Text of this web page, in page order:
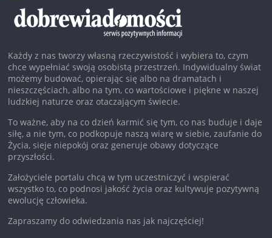
Każdy z nas tworzy własną rzeczywistość i wybiera to, czym
chce wypełniać swoją osobistą przestrzeń. Indywidualny świat
możemy budować, opierając się albo na dramatach i
nieszczęściach, albo na tym, co wartościowe i piękne w naszej
ludzkiej naturze oraz otaczającym świecie.
To ważne, aby na co dzień karmić się tym, co nas buduje i daje
siłę, a nie tym, co podkopuje naszą wiarę w siebie, zaufanie do
Życia, sieje niepokój oraz generuje obawy dotyczące
przyszłości.
Założyciele portalu chcą w tym uczestniczyć i wspierać
wszystko to, co podnosi jakość życia oraz kultywuje pozytywną
ewolucję człowieka.
Zapraszamy do odwiedzania nas jak najczęściej!